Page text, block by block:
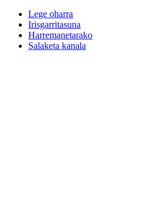
Lege oharra
Irisgarritasuna
Harremanetarako
Salaketa kanala